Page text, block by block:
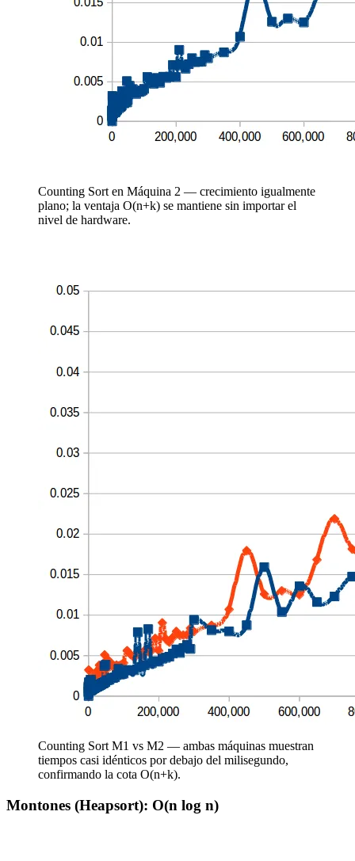
Counting Sort en Máquina 2 — crecimiento igualmente
plano; la ventaja O(n+k) se mantiene sin importar el
nivel de hardware.
Counting Sort M1 vs M2 — ambas máquinas muestran
tiempos casi idénticos por debajo del milisegundo,
confirmando la cota O(n+k).
Montones (Heapsort): O(n log n)